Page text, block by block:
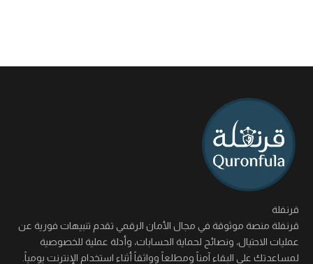
قرنفلة
قرنفلة منصة موثوقة في مجال الأمان الرقمي تقدم تنبيهات فورية عن
عمليات الاحتيال، ونصائح لحماية الحسابات، وأدلة عملية للخصوصية
لمساعدتك على البقاء آمناً ومطلعاً وواثقاً أثناء استخدام الإنترنت يومياً.